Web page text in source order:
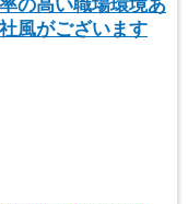
の高い職場環境あ
風がございます